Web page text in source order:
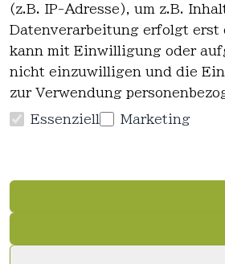
(z.B. IP-Adresse), um z.B.
Datenverarbeitung erfolgt erst
kann mit Einwilligung oder
nicht einzuwilligen und die
zur Verwendung
Essenziell Marketing
Impressum
Datenschutzerklärung
Widerrufsrecht